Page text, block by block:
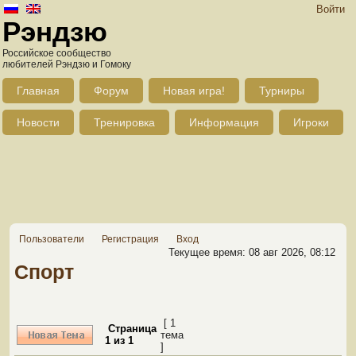
Войти
Рэндзю
Российское сообщество
любителей Рэндзю и Гомоку
Главная Форум Новая игра! Турниры
Новости Тренировка Информация Игроки
Пользователи Регистрация Вход
Текущее время: 08 авг 2026, 08:12
Спорт
Страница
1 из 1
[ 1
тема
]